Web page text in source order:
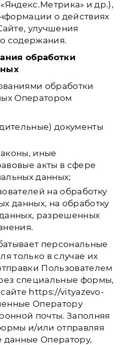
и др.),
о действиях
улучшения
содержания.
обработки
обработки
Оператором
документы
иные
акты в сфере
данных;
на обработку
данных, на обработку
разрешенных
персональные
только в случае их
Пользователем
специальные формы,
https://vityazevo-
Оператору
почты. Заполняя
и/или отправляя
данные Оператору,